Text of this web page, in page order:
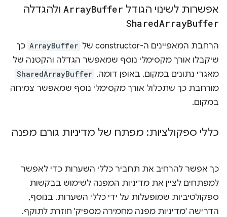
אפשרות לשינוי הגודל ArrayBuffer ולהגדלה
SharedArrayBuffer
הרחבת המאפיינים ה-constructor של ArrayBuffer כך
שיקבלו אורך מקסימלי נוסף שמאפשר הגדלה והקטנה של
מאגרי נתונים במקום. באופן דומה, SharedArrayBuffer
מורחבת כך שתכלול אורך מקסימלי נוסף שמאפשר צמיחה
במקום.
כללי ספקולציות: מפתח של מדיניות גורם מפנה
כך אפשר להרחיב את תחביר כללי השערות כדי לאפשר
למפתחים לציין את מדיניות המפנה לשימוש בבקשות
ספקולטיביות שמופעלות על ידי כללי השערות. בנוסף,
הדרישה 'מדיניות מפנה מחמירה מספיק' חוזרת לתוקף.